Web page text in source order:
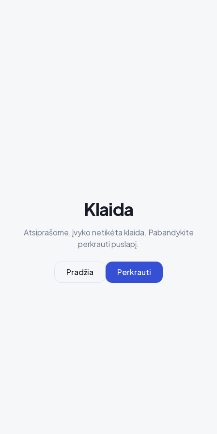
Klaida
Atsiprašome, įvyko netikėta klaida. Pabandykite
perkrauti puslapį.
Pradžia Perkrauti